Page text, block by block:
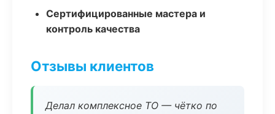
Сертифицированные мастера и
контроль качества
Отзывы клиентов
Делал комплексное ТО — чётко по